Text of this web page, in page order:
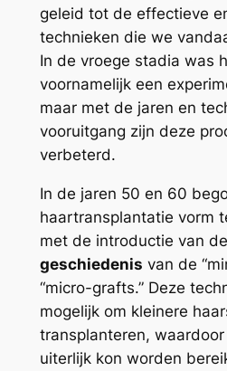
geleid tot de effectieve
technieken die we
In de vroege stadia was
voornamelijk een
maar met de jaren en
vooruitgang zijn deze
verbeterd.
In de jaren 50 en 60
haartransplantatie vorm
met de introductie van
geschiedenis van de
“micro-grafts.” Deze
mogelijk om kleinere
transplanteren,
uiterlijk kon worden